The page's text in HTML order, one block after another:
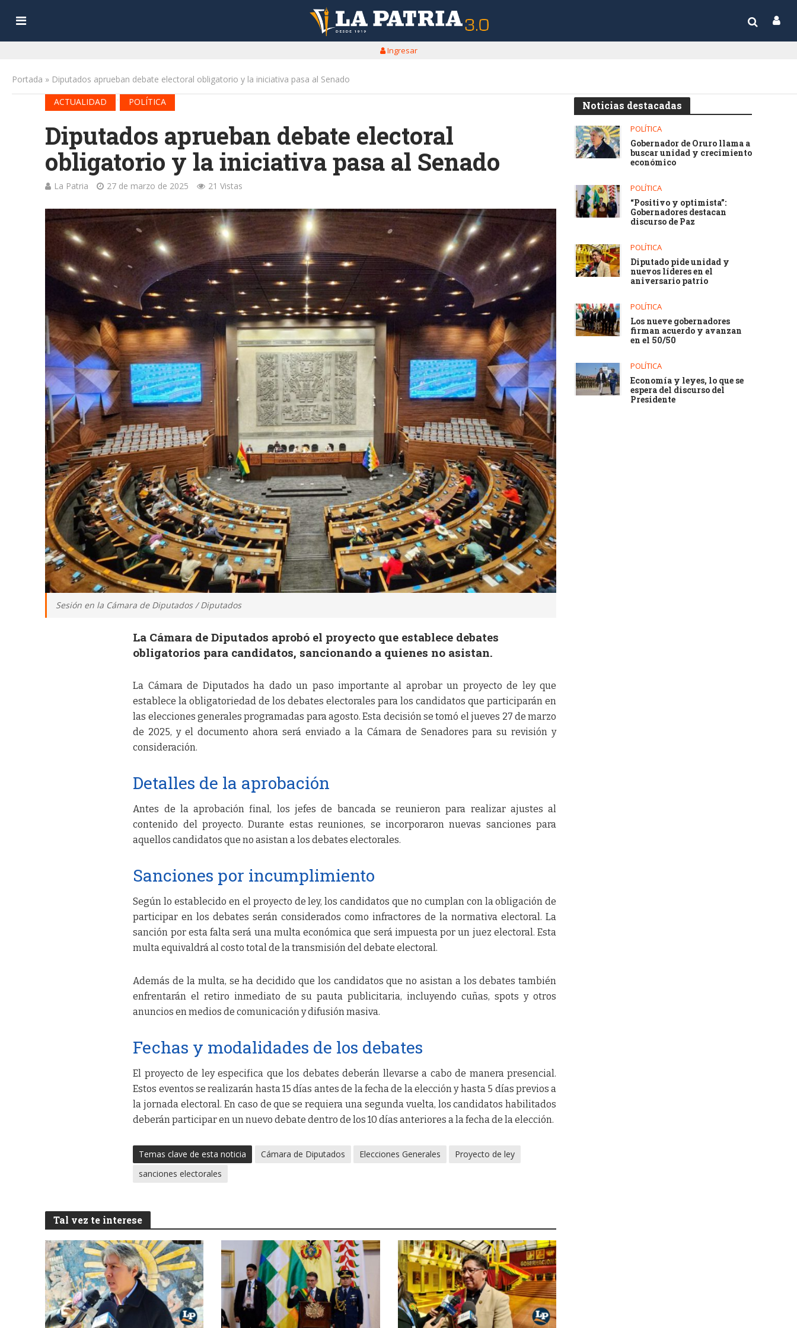
Ingresar
Portada » Diputados aprueban debate electoral obligatorio y la iniciativa pasa al Senado
ACTUALIDAD
POLÍTICA
Diputados aprueban debate electoral
obligatorio y la iniciativa pasa al Senado
La Patria 27 de marzo de 2025 21 Vistas
Sesión en la Cámara de Diputados / Diputados
La Cámara de Diputados aprobó el proyecto que establece debates
obligatorios para candidatos, sancionando a quienes no asistan.
La Cámara de Diputados ha dado un paso importante al aprobar un proyecto de ley que
establece la obligatoriedad de los debates electorales para los candidatos que participarán en
las elecciones generales programadas para agosto. Esta decisión se tomó el jueves 27 de marzo
de 2025, y el documento ahora será enviado a la Cámara de Senadores para su revisión y
consideración.
Detalles de la aprobación
Antes de la aprobación final, los jefes de bancada se reunieron para realizar ajustes al
contenido del proyecto. Durante estas reuniones, se incorporaron nuevas sanciones para
aquellos candidatos que no asistan a los debates electorales.
Sanciones por incumplimiento
Según lo establecido en el proyecto de ley, los candidatos que no cumplan con la obligación de
participar en los debates serán considerados como infractores de la normativa electoral. La
sanción por esta falta será una multa económica que será impuesta por un juez electoral. Esta
multa equivaldrá al costo total de la transmisión del debate electoral.
Además de la multa, se ha decidido que los candidatos que no asistan a los debates también
enfrentarán el retiro inmediato de su pauta publicitaria, incluyendo cuñas, spots y otros
anuncios en medios de comunicación y difusión masiva.
Fechas y modalidades de los debates
El proyecto de ley especifica que los debates deberán llevarse a cabo de manera presencial.
Estos eventos se realizarán hasta 15 días antes de la fecha de la elección y hasta 5 días previos a
la jornada electoral. En caso de que se requiera una segunda vuelta, los candidatos habilitados
deberán participar en un nuevo debate dentro de los 10 días anteriores a la fecha de la elección.
Temas clave de esta noticia Cámara de Diputados Elecciones Generales
Proyecto de ley
sanciones electorales
Tal vez te interese
Noticias destacadas
POLÍTICA
Gobernador de Oruro llama a
buscar unidad y crecimiento
económico
POLÍTICA
“Positivo y optimista”:
Gobernadores destacan
discurso de Paz
POLÍTICA
Diputado pide unidad y
nuevos líderes en el
aniversario patrio
POLÍTICA
Los nueve gobernadores
firman acuerdo y avanzan
en el 50/50
POLÍTICA
Economía y leyes, lo que se
espera del discurso del
Presidente